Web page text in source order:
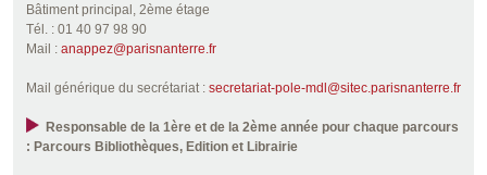
Bâtiment principal, 2ème étage
Tél. : 01 40 97 98 90
Mail : anappez@parisnanterre.fr
Mail générique du secrétariat : secretariat-pole-mdl@sitec.parisnanterre.fr
Responsable de la 1ère et de la 2ème année pour chaque parcours
: Parcours Bibliothèques, Edition et Librairie